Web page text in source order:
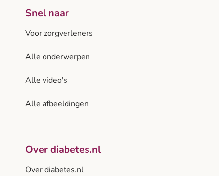
Snel naar
Voor zorgverleners
Alle onderwerpen
Alle video's
Alle afbeeldingen
Over diabetes.nl
Over diabetes.nl